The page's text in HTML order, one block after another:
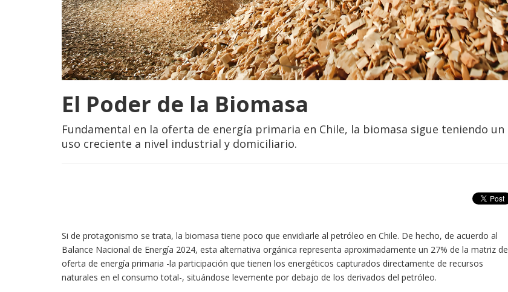
El Poder de la Biomasa
Fundamental en la oferta de energía primaria en Chile, la biomasa sigue teniendo un
uso creciente a nivel industrial y domiciliario.
Si de protagonismo se trata, la biomasa tiene poco que envidiarle al petróleo en Chile. De hecho, de acuerdo al
Balance Nacional de Energía 2024, esta alternativa orgánica representa aproximadamente un 27% de la matriz de
oferta de energía primaria -la participación que tienen los energéticos capturados directamente de recursos
naturales en el consumo total-, situándose levemente por debajo de los derivados del petróleo.